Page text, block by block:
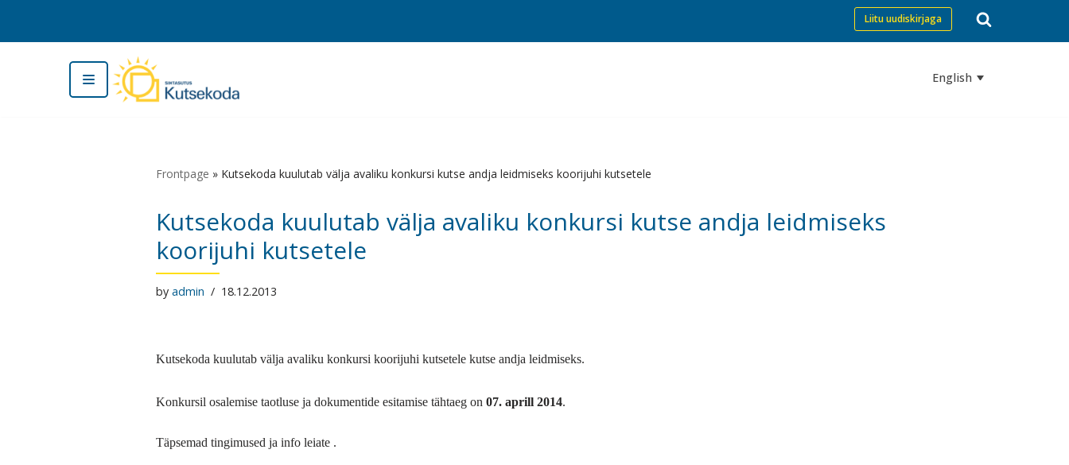
Skip
Liitu uudiskirjaga
English
Frontpage » Kutsekoda kuulutab välja avaliku konkursi kutse andja leidmiseks koorijuhi kutsetele
Kutsekoda kuulutab välja avaliku konkursi kutse andja leidmiseks
koorijuhi kutsetele
by admin 18.12.2013
Kutsekoda kuulutab välja avaliku konkursi koorijuhi kutsetele kutse andja leidmiseks.
Konkursil osalemise taotluse ja dokumentide esitamise tähtaeg on 07. aprill 2014.
Täpsemad tingimused ja info leiate .